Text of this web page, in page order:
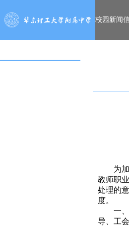
校园新闻
为
教师职
处理的
度。
一
导、工